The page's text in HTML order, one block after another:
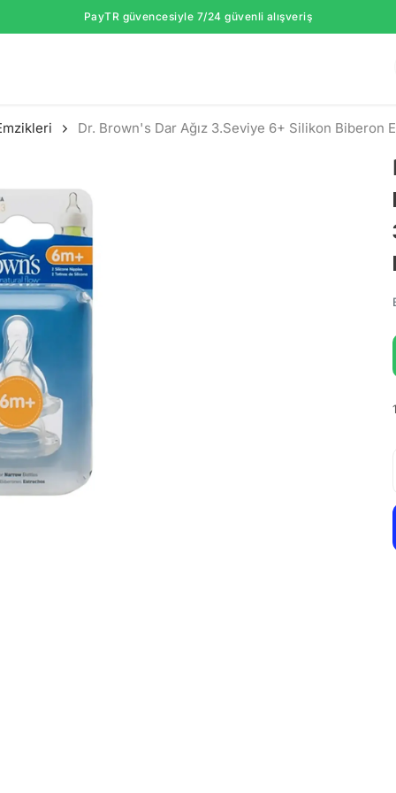
PayTR güvencesiyle 7/24 güvenli alışveriş
Dr. Brown's Dar Ağız 3.Seviye 6+ Silikon Biberon